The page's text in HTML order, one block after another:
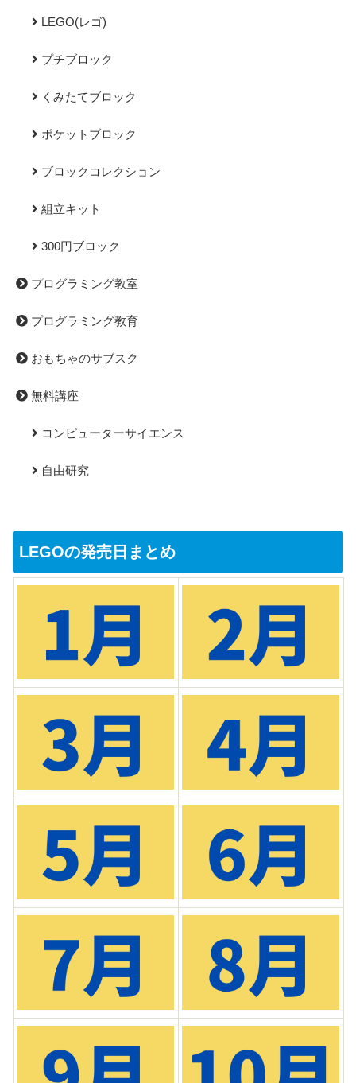
LEGO(レゴ)
プチブロック
くみたてブロック
ポケットブロック
ブロックコレクション
組立キット
300円ブロック
プログラミング教室
プログラミング教育
おもちゃのサブスク
無料講座
コンピューターサイエンス
自由研究
LEGOの発売日まとめ